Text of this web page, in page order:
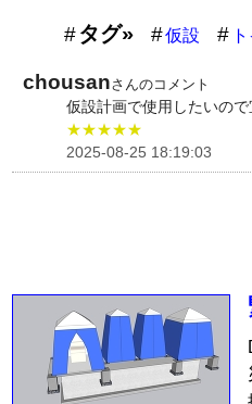
タグ» 仮設
chousanさんのコメント
仮設計画で使用したいので
★★★★★
2025-08-25 18:19:03